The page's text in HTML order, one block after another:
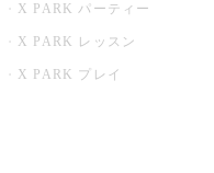
X PARK パーティー
X PARK レッスン
X PARK プレイ